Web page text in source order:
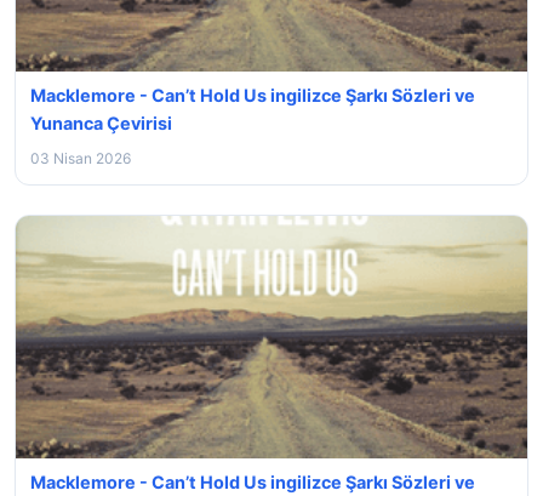
Macklemore - Can’t Hold Us ingilizce Şarkı Sözleri ve
Yunanca Çevirisi
03 Nisan 2026
Macklemore - Can’t Hold Us ingilizce Şarkı Sözleri ve